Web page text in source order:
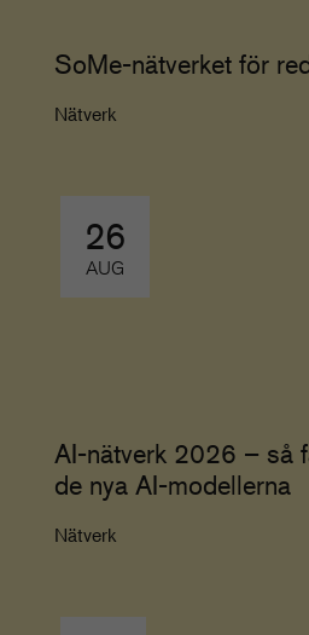
SoMe-nätverket för
Nätverk
26
AUG
AI-nätverk 2026 – så
de nya AI-modellerna
Nätverk